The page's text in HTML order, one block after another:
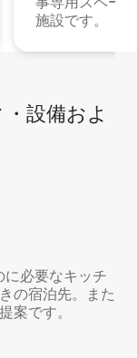
施設です。
設⁠備⁠およ
必要なキッチ
の宿泊先。また
案です。